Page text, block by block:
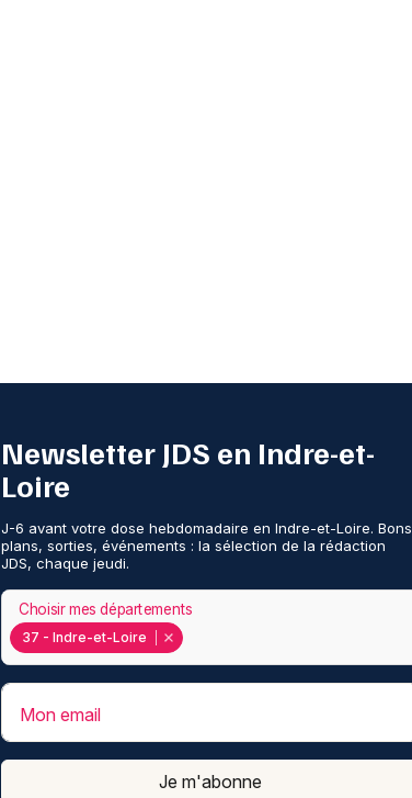
Newsletter JDS en Indre-et-
Loire
J-6 avant votre dose hebdomadaire en Indre-et-Loire. Bons
plans, sorties, événements : la sélection de la rédaction
JDS, chaque jeudi.
37 - Indre-et-Loire
Choisir mes départements
Mon email
Je m'abonne